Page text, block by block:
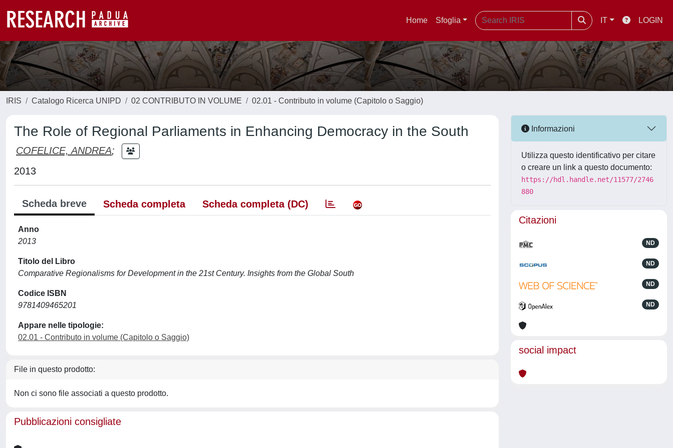
Home Sfoglia IT LOGIN
IRIS Catalogo Ricerca UNIPD 02 CONTRIBUTO IN VOLUME 02.01 - Contributo in volume (Capitolo o Saggio)
The Role of Regional Parliaments in Enhancing Democracy in the South
COFELICE, ANDREA;
2013
Scheda breve Scheda completa Scheda completa (DC)
Anno
2013
Titolo del Libro
Comparative Regionalisms for Development in the 21st Century. Insights from the Global South
Codice ISBN
9781409465201
Appare nelle tipologie:
02.01 - Contributo in volume (Capitolo o Saggio)
File in questo prodotto:
Non ci sono file associati a questo prodotto.
Pubblicazioni consigliate
Informazioni
Utilizza questo identificativo per citare
o creare un link a questo documento:
https://hdl.handle.net/11577/2746
880
Citazioni
ND
ND
ND
ND
social impact